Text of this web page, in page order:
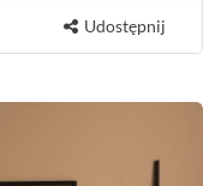
Udostępnij